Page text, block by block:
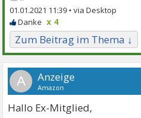
01.01.2021 11:39 •
x 4
Zum Beitrag im Thema ↓
A
Hallo Ex-Mitglied,